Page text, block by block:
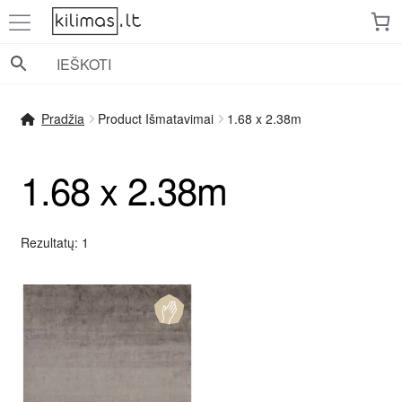
Pereiti
prie
meniu
Pereiti
prie
turinio
Pradžia Product Išmatavimai 1.68 x 2.38m
1.68 x 2.38m
Rezultatų: 1